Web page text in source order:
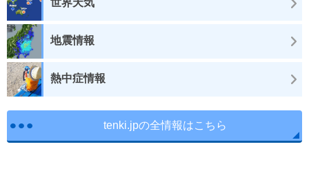
世界天気
地震情報
熱中症情報
tenki.jpの全情報はこちら